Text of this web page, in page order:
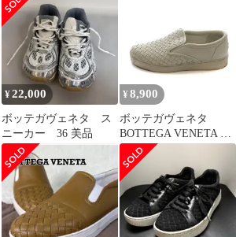
ン シューズ メッシュレ
ザー メタリック 36 グ
レー /JS ■GY62
¥22,000
ボッテガヴェネタ ス
ニーカー 36 美品
¥ 8,900
ボッテガヴェネタ
BOTTEGA VENETA ス
リッポンスニーカー 白
ホワイト /SS ■OS
■GY62